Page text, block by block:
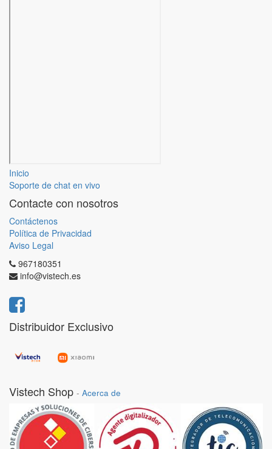
Inicio
Soporte de chat en vivo
Contacte con nosotros
Contáctenos
Política de Privacidad
Aviso Legal
967180351
info@vistech.es
Distribuidor Exclusivo
Vistech Shop - Acerca de